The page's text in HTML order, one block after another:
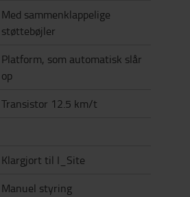
Med sammenklappelige
støttebøjler
Platform, som automatisk slår
op
Transistor 12.5 km/t
Klargjort til I_Site
Manuel styring